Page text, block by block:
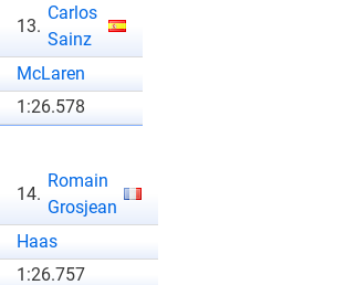
13.
Carlos
Sainz
McLaren
1:26.578
14.
Romain
Grosjean
Haas
1:26.757